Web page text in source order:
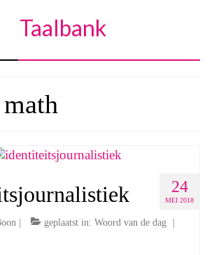
Taalbank
24
MEI 2018
| geplaatst in: Woord van de dag
|